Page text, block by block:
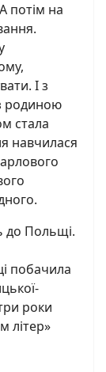
потім на
І з
родиною
стала
навчилася
до Польщі.
побачила
роки
літер»